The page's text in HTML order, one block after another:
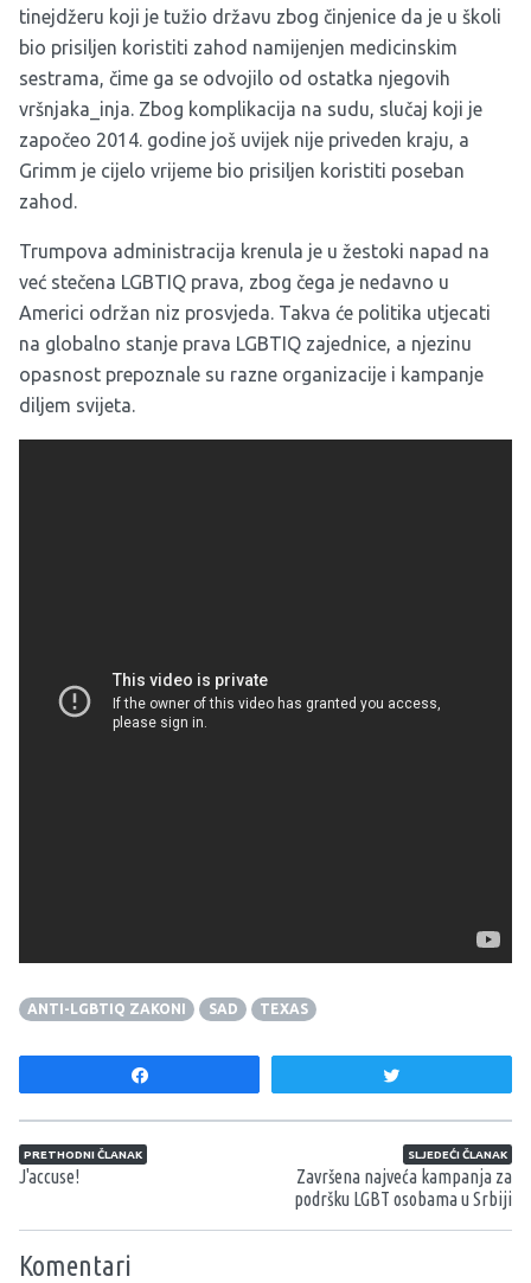
tinejdžeru koji je tužio državu zbog činjenice da je u školi
bio prisiljen koristiti zahod namijenjen medicinskim
sestrama, čime ga se odvojilo od ostatka njegovih
vršnjaka_inja. Zbog komplikacija na sudu, slučaj koji je
započeo 2014. godine još uvijek nije priveden kraju, a
Grimm je cijelo vrijeme bio prisiljen koristiti poseban
zahod.
Trumpova administracija krenula je u žestoki napad na
već stečena LGBTIQ prava, zbog čega je nedavno u
Americi održan niz prosvjeda. Takva će politika utjecati
na globalno stanje prava LGBTIQ zajednice, a njezinu
opasnost prepoznale su razne organizacije i kampanje
diljem svijeta.
Jedna od njih je i kampanja australske i novozelandske
ANTI-LGBTIQ ZAKONI SAD TEXAS
Navigacija članaka
PRETHODNI ČLANAK
J'accuse!
SLJEDEĆI ČLANAK
Završena najveća kampanja za
podršku LGBT osobama u Srbiji
Komentari